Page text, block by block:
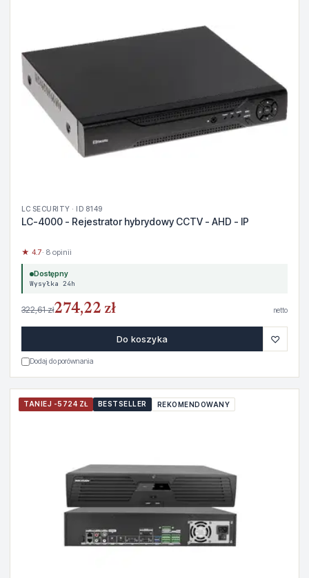
LC SECURITY · ID 8149
LC-4000 - Rejestrator hybrydowy CCTV - AHD - IP
★ 4.7· 8 opinii
Dostępny
Wysyłka 24h
322,61 zł274,22 zł netto
Do koszyka ♡
Dodaj do porównania
TANIEJ -5724 ZŁ BESTSELLER REKOMENDOWANY